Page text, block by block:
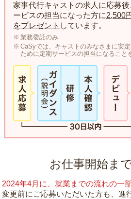
家事代行キャストの求人に応募
ービスの担当になった方に2,500
をプレゼント しています。
業務委託のみ
CaSyでは、キャストのみなさまに安
ために定期サービスの担当になること
お仕事開始ま
2024年4月に、就業までの流れの一
変更前にご応募いただいた方も、進